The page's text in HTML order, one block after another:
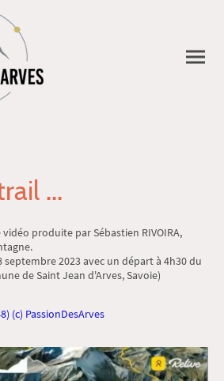
...
produite par Sébastien RIVOIRA,
2023 avec un départ à 4h30 du
de Saint Jean d'Arves, Savoie)
(c) PassionDesArves